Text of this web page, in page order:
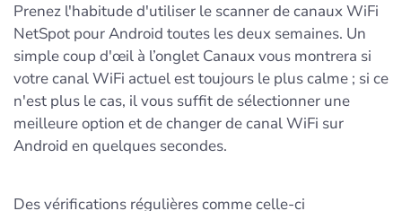
Prenez l'habitude d'utiliser le scanner de canaux WiFi
NetSpot pour Android toutes les deux semaines. Un
simple coup d'œil à l’onglet Canaux vous montrera si
votre canal WiFi actuel est toujours le plus calme ; si ce
n'est plus le cas, il vous suffit de sélectionner une
meilleure option et de changer de canal WiFi sur
Android en quelques secondes.
Des vérifications régulières comme celle-ci